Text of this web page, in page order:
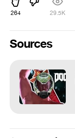
264 29.5K
Sources